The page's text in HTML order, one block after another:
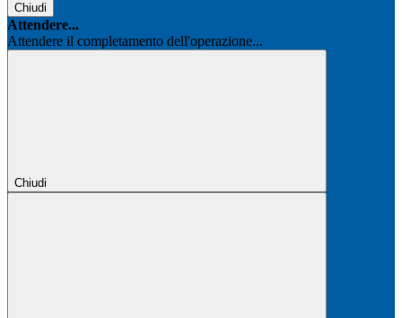
Chiudi
Attendere...
Attendere il completamento dell'operazione...
Chiudi